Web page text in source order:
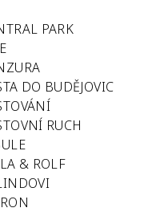
PARK
DO BUDĚJOVIC
RUCH
& ROLF